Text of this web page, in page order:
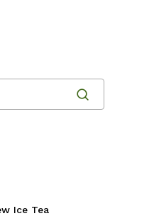
Ice Tea